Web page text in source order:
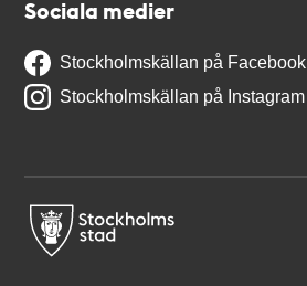
Sociala medier
Stockholmskällan på Facebook
Stockholmskällan på Instagram